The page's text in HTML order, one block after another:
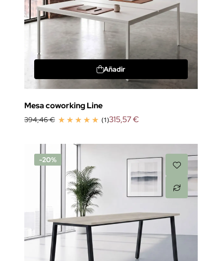
Añadir
Mesa coworking Line
394,46 € (1)315,57 €
-20%